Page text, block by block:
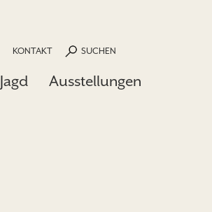
SUCHEN
KONTAKT
Jagd Ausstellungen